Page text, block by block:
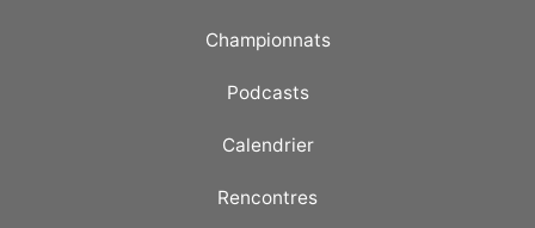
Championnats
Podcasts
Calendrier
Rencontres